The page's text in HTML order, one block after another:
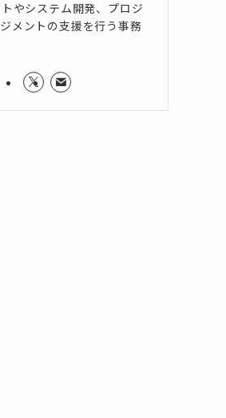
やシステム開発、プロジ
メントの支援を行う事務